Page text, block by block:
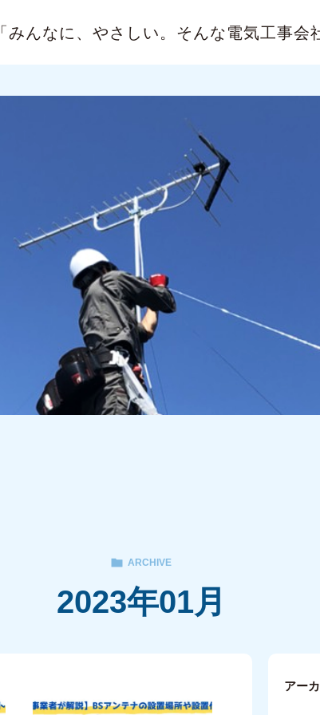
「みんなに、やさしい。 そんな電気工事会
ARCHIVE
2023年01月
アー